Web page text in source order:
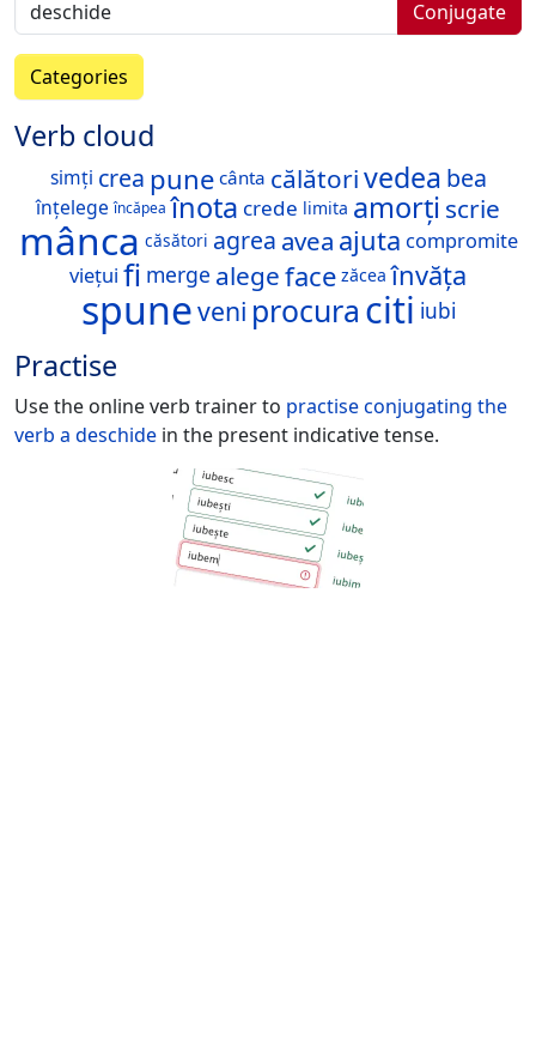
Conjugate
Categories
Verb cloud
simți crea pune cânta călătorivedea bea
înțelege încăpea înota crede limita amorți scrie
mânca căsători agrea avea ajuta compromite
viețui fi merge alegeface zăcea învăța
spuneveni procura citi iubi
Practise
Use the online verb trainer to practise conjugating the
verb a deschide in the present indicative tense.